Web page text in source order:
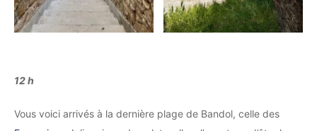
12 h
Vous voici arrivés à la dernière plage de Bandol, celle des